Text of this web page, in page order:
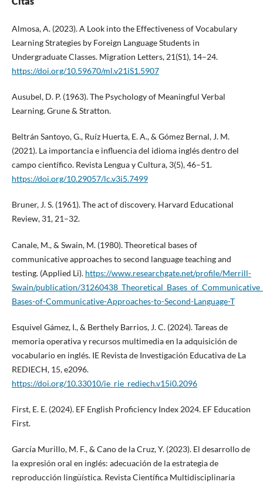
Almosa, A. (2023). A Look into the Effectiveness of Vocabulary
Learning Strategies by Foreign Language Students in
Undergraduate Classes. Migration Letters, 21(S1), 14–24.
https://doi.org/10.59670/ml.v21iS1.5907
Ausubel, D. P. (1963). The Psychology of Meaningful Verbal
Learning. Grune & Stratton.
Beltrán Santoyo, G., Ruíz Huerta, E. A., & Gómez Bernal, J. M.
(2021). La importancia e influencia del idioma inglés dentro del
campo científico. Revista Lengua y Cultura, 3(5), 46–51.
https://doi.org/10.29057/lc.v3i5.7499
Bruner, J. S. (1961). The act of discovery. Harvard Educational
Review, 31, 21–32.
Canale, M., & Swain, M. (1980). Theoretical bases of
communicative approaches to second language teaching and
testing. (Applied Li). https://www.researchgate.net/profile/Merrill-
Swain/publication/
Bases-of-Communicative-Approaches-to-Second-Language-T
Esquivel Gámez, I., & Berthely Barrios, J. C. (2024). Tareas de
memoria operativa y recursos multimedia en la adquisición de
vocabulario en inglés. IE Revista de Investigación Educativa de La
REDIECH, 15, e2096.
https://doi.org/10.33010/ie_rie_rediech.v15i0.2096
First, E. E. (2024). EF English Proficiency Index 2024. EF Education
First.
García Murillo, M. F., & Cano de la Cruz, Y. (2023). El desarrollo de
la expresión oral en inglés: adecuación de la estrategia de
reproducción lingüística. Revista Científica Multidisciplinaria